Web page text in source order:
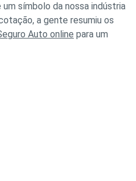
símbolo da nossa indústria
a gente resumiu os
Auto online para um